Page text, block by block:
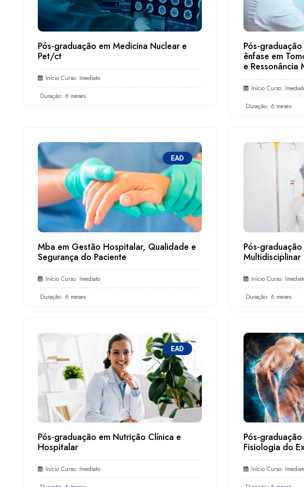
Pós-graduação em Medicina Nuclear e
Pet/ct
Início Curso: Imediato
Duração: 6 meses
Pós-
ênfase em
e Ressonância
Início Curso:
Duração: 6 meses
EAD
Mba em Gestão Hospitalar, Qualidade e
Segurança do Paciente
Início Curso: Imediato
Duração: 6 meses
Pós-
Multidisciplinar
Início Curso:
Duração: 6 meses
EAD
Pós-graduação em Nutrição Clínica e
Hospitalar
Início Curso: Imediato
Pós-
Fisiologia do
Início Curso: